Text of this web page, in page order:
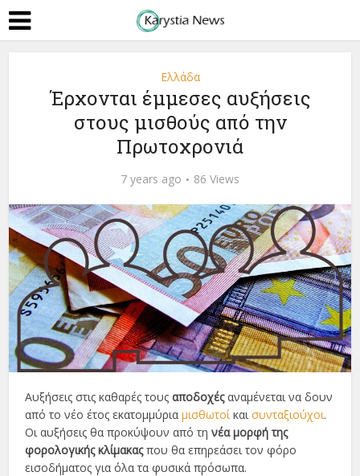
Ελλάδα
Έρχονται έμμεσες αυξήσεις
στους μισθούς από την
Πρωτοχρονιά
7 years ago 86 Views
Αυξήσεις στις καθαρές τουςαποδοχές αναµένεται να δουν
από το νέο έτος εκατοµµύριαµισθωτοίκαισυνταξιούχοι.
Οι αυξήσεις θα προκύψουν από τηνέα µορφή της
φορολογικής κλίµακαςπου θα επηρεάσει τον φόρο
εισοδήµατος για όλα τα φυσικά πρόσωπα.